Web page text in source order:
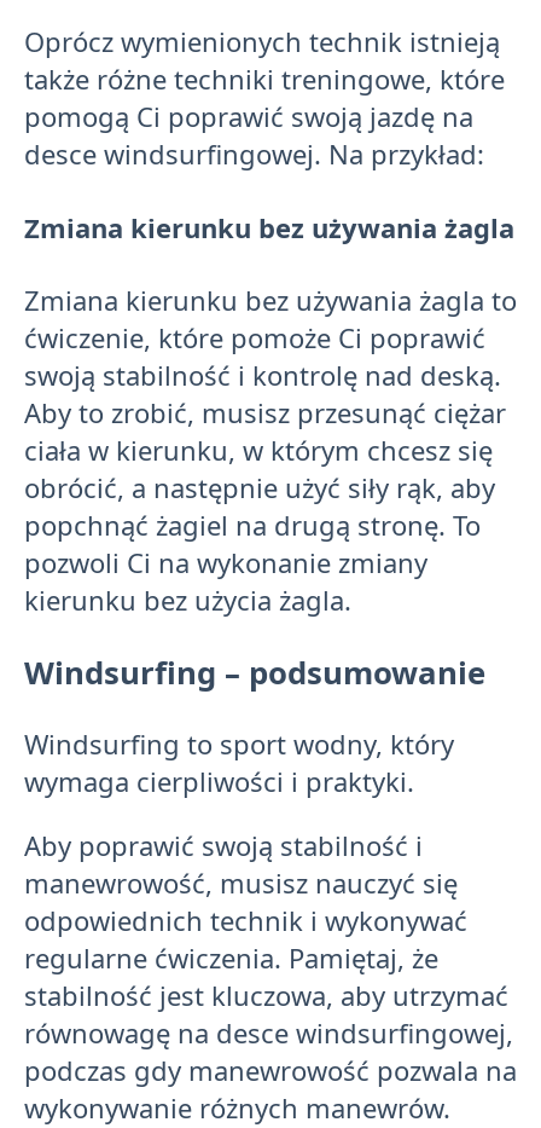
Oprócz wymienionych technik istnieją
także różne techniki treningowe, które
pomogą Ci poprawić swoją jazdę na
desce windsurfingowej. Na przykład:
Zmiana kierunku bez używania żagla
Zmiana kierunku bez używania żagla to
ćwiczenie, które pomoże Ci poprawić
swoją stabilność i kontrolę nad deską.
Aby to zrobić, musisz przesunąć ciężar
ciała w kierunku, w którym chcesz się
obrócić, a następnie użyć siły rąk, aby
popchnąć żagiel na drugą stronę. To
pozwoli Ci na wykonanie zmiany
kierunku bez użycia żagla.
Windsurfing – podsumowanie
Windsurfing to sport wodny, który
wymaga cierpliwości i praktyki.
Aby poprawić swoją stabilność i
manewrowość, musisz nauczyć się
odpowiednich technik i wykonywać
regularne ćwiczenia. Pamiętaj, że
stabilność jest kluczowa, aby utrzymać
równowagę na desce windsurfingowej,
podczas gdy manewrowość pozwala na
wykonywanie różnych manewrów.